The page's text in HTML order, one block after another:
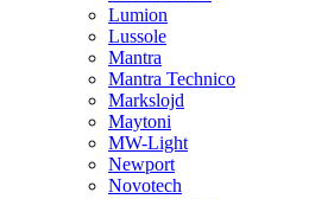
Lumion
Lussole
Mantra
Mantra Technico
Markslojd
Maytoni
MW-Light
Newport
Novotech